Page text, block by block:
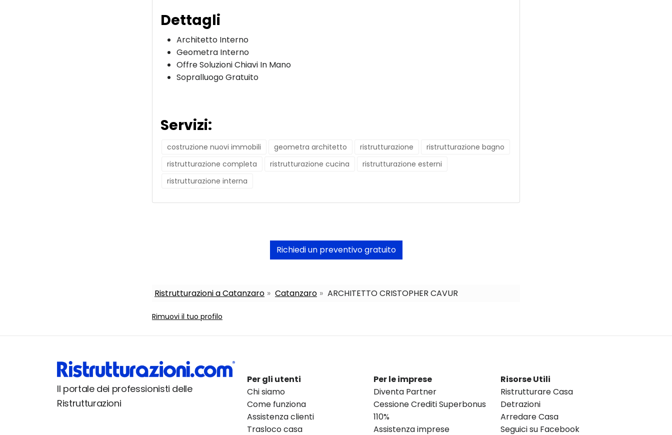
Dettagli
Architetto Interno
Geometra Interno
Offre Soluzioni Chiavi In Mano
Sopralluogo Gratuito
Servizi:
costruzione nuovi immobili geometra architetto ristrutturazione
ristrutturazione bagno
ristrutturazione completa
ristrutturazione cucina
ristrutturazione esterni
ristrutturazione interna
Richiedi un preventivo gratuito
Ristrutturazioni a Catanzaro Catanzaro ARCHITETTO CRISTOPHER CAVUR
Rimuovi il tuo profilo
Il portale dei professionisti delle
Ristrutturazioni
Per gli utenti
Chi siamo
Come funziona
Assistenza clienti
Trasloco casa
Per le imprese
Diventa Partner
Cessione Crediti Superbonus
110%
Assistenza imprese
Risorse Utili
Ristrutturare Casa
Detrazioni
Arredare Casa
Seguici su Facebook